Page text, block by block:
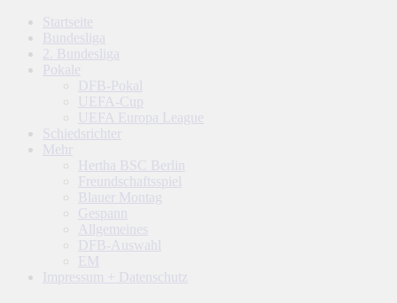
Startseite
Bundesliga
2. Bundesliga
Pokale
DFB-Pokal
UEFA-Cup
UEFA Europa League
Schiedsrichter
Mehr
Hertha BSC Berlin
Freundschaftsspiel
Blauer Montag
Gespann
Allgemeines
DFB-Auswahl
EM
Impressum + Datenschutz